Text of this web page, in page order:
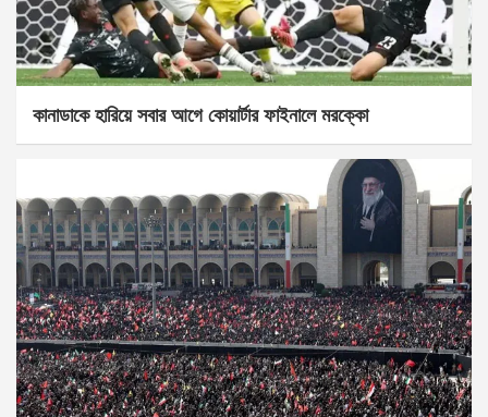
কানাডাকে হারিয়ে সবার আগে কোয়ার্টার ফাইনালে মরক্কো